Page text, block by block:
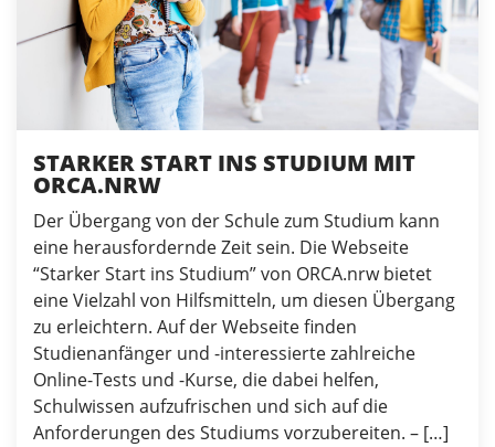
STARKER START INS STUDIUM MIT
ORCA.NRW
Der Übergang von der Schule zum Studium kann
eine herausfordernde Zeit sein. Die Webseite
“Starker Start ins Studium” von ORCA.nrw bietet
eine Vielzahl von Hilfsmitteln, um diesen Übergang
zu erleichtern. Auf der Webseite finden
Studienanfänger und -interessierte zahlreiche
Online-Tests und -Kurse, die dabei helfen,
Schulwissen aufzufrischen und sich auf die
Anforderungen des Studiums vorzubereiten. – […]